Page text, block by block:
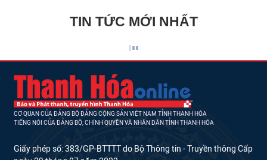
TIN TỨC MỚI NHẤT
CƠ QUAN CỦA ĐẢNG BỘ ĐẢNG CỘNG SẢN VIỆT NAM TỈNH THANH HÓA
TIẾNG NÓI CỦA ĐẢNG BỘ, CHÍNH QUYỀN VÀ NHÂN DÂN TỈNH THANH HÓA
Giấy phép số: 383/GP-BTTTT do Bộ Thông tin - Truyền thông Cấp